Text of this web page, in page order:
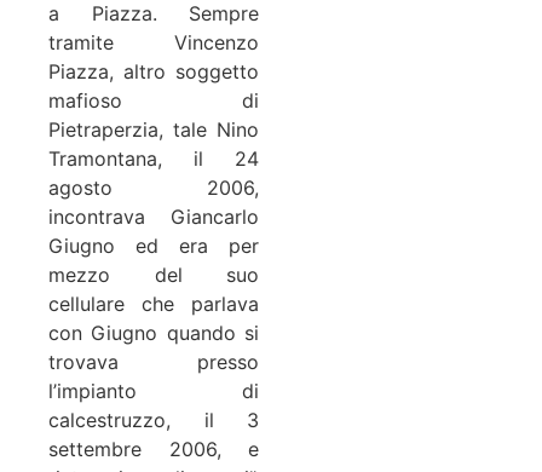
a Piazza. Sempre
tramite Vincenzo
Piazza, altro soggetto
mafioso di
Pietraperzia, tale Nino
Tramontana, il 24
agosto 2006,
incontrava Giancarlo
Giugno ed era per
mezzo del suo
cellulare che parlava
con Giugno quando si
trovava presso
l’impianto di
calcestruzzo, il 3
settembre 2006, e